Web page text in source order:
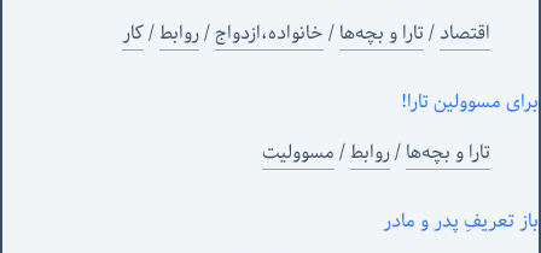
اقتصاد/تارا و بچه‌ها/خانواده،ازدواج/روابط/کار
برای مسوولین تارا!
تارا و بچه‌ها/روابط/مسوولیت
باز تعریفِ پدر و مادر